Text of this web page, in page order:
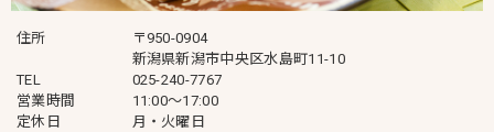
住所
〒950-0904
新潟県新潟市中央区水島町11-10
TEL
025-240-7767
営業時間
11:00～17:00
定休日
月・火曜日